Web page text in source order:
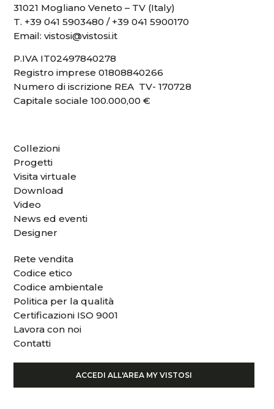
31021 Mogliano Veneto – TV (Italy)
T. +39 041 5903480 / +39 041 5900170
Email:vistosi@vistosi.it
P.IVA IT02497840278
Registro imprese 01808840266
Numero di iscrizione REA TV- 170728
Capitale sociale 100.000,00 €
Collezioni
Progetti
Visita virtuale
Download
Video
News ed eventi
Designer
Rete vendita
Codice etico
Codice ambientale
Politica per la qualità
Certificazioni ISO 9001
Lavora con noi
Contatti
ACCEDI ALL'AREA MY VISTOSI